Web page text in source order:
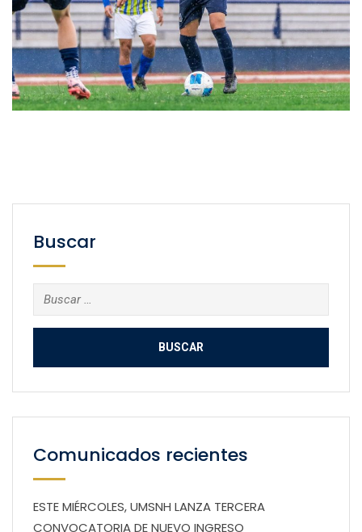
Buscar
Buscar:
Comunicados recientes
ESTE MIÉRCOLES, UMSNH LANZA TERCERA
CONVOCATORIA DE NUEVO INGRESO